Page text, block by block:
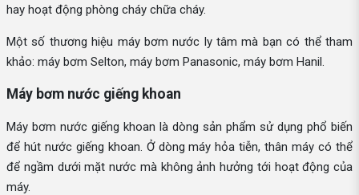
hay hoạt động phòng cháy chữa cháy.
Một số thương hiệu máy bơm nước ly tâm mà bạn có thể tham
khảo: máy bơm Selton, máy bơm Panasonic, máy bơm Hanil.
Máy bơm nước giếng khoan
Máy bơm nước giếng khoan là dòng sản phẩm sử dụng phổ biến
để hút nước giếng khoan. Ở dòng máy hỏa tiễn, thân máy có thể
để ngầm dưới mặt nước mà không ảnh hưởng tới hoạt động của
máy.